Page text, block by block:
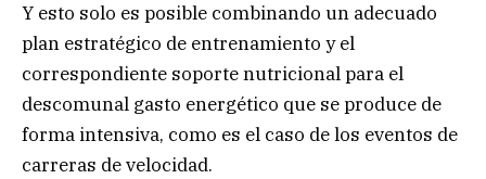
Y esto solo es posible combinando un adecuado
plan estratégico de entrenamiento y el
correspondiente soporte nutricional para el
descomunal gasto energético que se produce de
forma intensiva, como es el caso de los eventos de
carreras de velocidad.